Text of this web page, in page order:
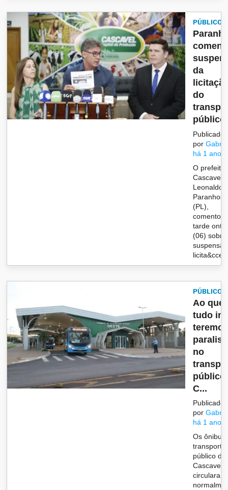
PÚBLICO
da
do
público
Publicado
por
há 1 ano
O prefeito
Cascavel,
Leonaldo
Paranhos
(PL),
comentou
tarde
(06) sobre
PÚBLICO
Ao que
tudo
no
público
C...
Publicado
por
há 1 ano
Os ônibus
transporte
público de
Cascavel
circularam